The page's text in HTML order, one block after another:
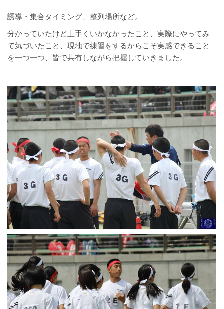
誘導・集合タイミング、整列場所など。
分かっていたけど上手くいかなかったこと、実際にやってみ
て気づいたこと、現地で練習をするからこそ実感できること
を一つ一つ、皆で共有しながら把握していきました。